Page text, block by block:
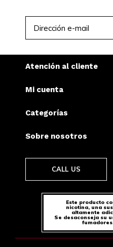
Atención al cliente
Mi cuenta
Categorías
Sobre nosotros
CALL US
Este producto
nicotina, una
altamente
Se desaconseja su